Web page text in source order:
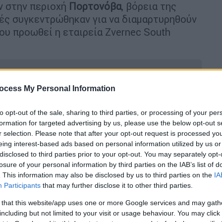
My Personal Information
opt-out of the sale, sharing to third parties, or processing of your
for targeted advertising by us, please use the below opt-out
selection. Please note that after your opt-out request is processed
interest-based ads based on personal information utilized by us
to third parties prior to your opt-out. You may separately
of your personal information by third parties on the IAB’s list of
This information may also be disclosed by us to third parties on the
Participants that may further disclose it to other third parties.
that this website/app uses one or more Google services and may
but not limited to your visit or usage behaviour. You may
στην περιοχή Πορτονόβα, βόρεια της
συγκεντρώθηκαν για να διαμαρτυρηθούν
προωθεί η εταιρεία Zvernec South
στην Ιταλία - Είχε παγιδευτεί σε
Υπερχείλιση του Ευφράτη προκαλεί